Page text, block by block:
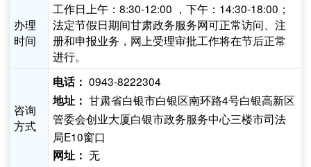
办理
时间
工作日上午：8:30-12:00 ，下午：14:30-18:00；
法定节假日期间甘肃政务服务网可正常访问、注
册和申报业务，网上受理审批工作将在节后正常
进行。
咨询
方式
电话： 0943-8222304
地址： 甘肃省白银市白银区南环路4号白银高新区
管委会创业大厦白银市政务服务中心三楼市司法
局E10窗口
网址： 无